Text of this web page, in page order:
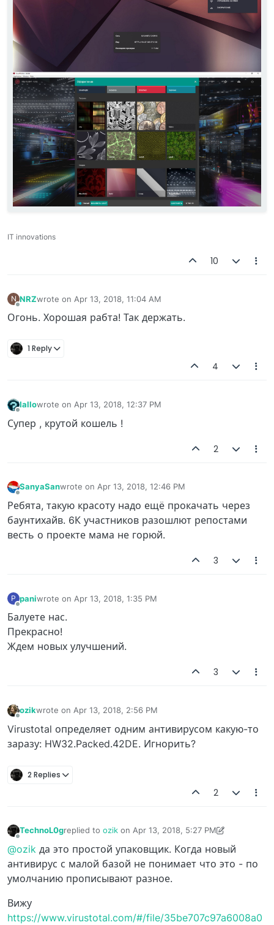
IT innovations
10
N NRZwrote on Apr 13, 2018, 11:04 AM
last edited by
Огонь. Хорошая рабта! Так держать.
1 Reply
4
Iallowrote on Apr 13, 2018, 12:37 PM
last edited by
Супер , крутой кошель !
2
Offline
SanyaSanwrote on Apr 13, 2018, 12:46 PM
last edited by
Ребята, такую красоту надо ещё прокачать через
баунтихайв. 6К участников разошлют репостами
весть о проекте мама не горюй.
3
P paniwrote on Apr 13, 2018, 1:35 PM
last edited by
Балуете нас.
Прекрасно!
Ждем новых улучшений.
3
ozikwrote on Apr 13, 2018, 2:56 PM
last edited by
Virustotal определяет одним антивирусом какую-то
заразу: HW32.Packed.42DE. Игнорить?
2 Replies
2
Offline
TechnoL0greplied to ozik on Apr 13, 2018, 5:27 PM
last edited by TechnoL0g Apr 13, 2018, 6:54 PM
@ozik да это простой упаковщик. Когда новый
антивирус с малой базой не понимает что это - по
умолчанию прописывают разное.
Вижу
https://www.virustotal.com/#/file/35be707c97a6008a0